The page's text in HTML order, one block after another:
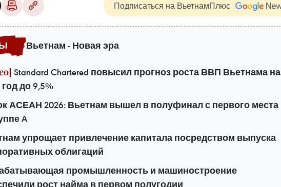
Подписаться на ВьетнамПлюс
Вьетнам - Новая эра
Standard Chartered повысил прогноз роста ВВП Вьетнама на
год до 9,5%
АСЕАН 2026: Вьетнам вышел в полуфинал с первого места
A
упрощает привлечение капитала посредством выпуска
облигаций
промышленность и машиностроение
рост найма в первом полугодии